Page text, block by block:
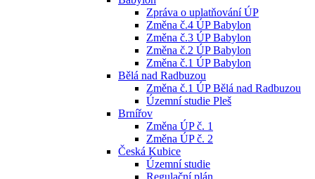
Zpráva o uplatňování ÚP
Změna č.4 ÚP Babylon
Změna č.3 ÚP Babylon
Změna č.2 ÚP Babylon
Změna č.1 ÚP Babylon
Bělá nad Radbuzou
Změna č.1 ÚP Bělá nad Radbuzou
Územní studie Pleš
Brnířov
Změna ÚP č. 1
Změna ÚP č. 2
Česká Kubice
Územní studie
Regulační plán